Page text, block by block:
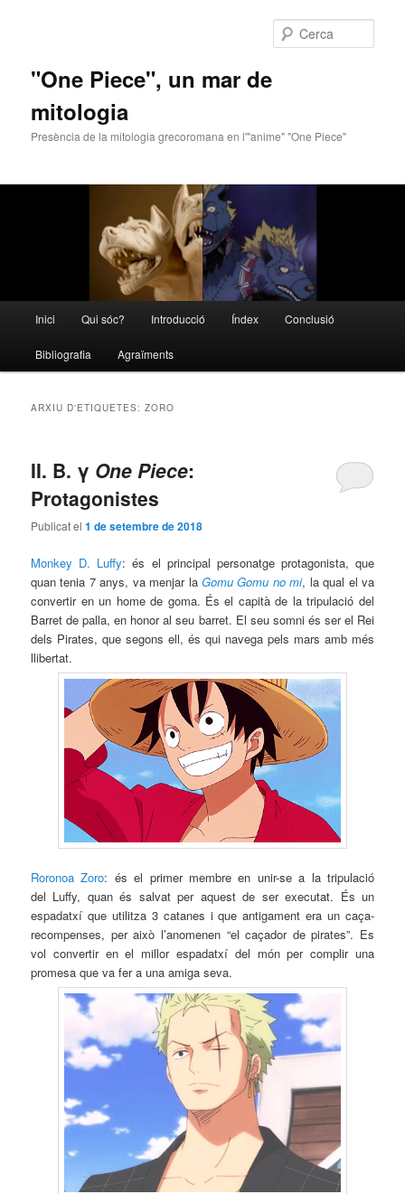
"One Piece", un mar de
mitologia
Presència de la mitologia grecoromana en l'"anime" "One Piece"
principal
Aneu
al
Aneu
al
Inici Qui sóc? Introducció Índex Conclusió
Bibliografia Agraïments
ARXIU D'ETIQUETES:ZORO
II. B. γ One Piece:
Protagonistes
Publicat el1 de setembre de 2018
Monkey D. Luffy: és el principal personatge protagonista, que
quan tenia 7 anys, va menjar la Gomu Gomu no mi, la qual el va
convertir en un home de goma. És el capità de la tripulació del
Barret de palla, en honor al seu barret. El seu somni és ser el Rei
dels Pirates, que segons ell, és qui navega pels mars amb més
llibertat.
Roronoa Zoro: és el primer membre en unir-se a la tripulació
del Luffy, quan és salvat per aquest de ser executat. És un
espadatxí que utilitza 3 catanes i que antigament era un caça-
recompenses, per això l’anomenen “el caçador de pirates”. Es
vol convertir en el millor espadatxí del món per complir una
promesa que va fer a una amiga seva.